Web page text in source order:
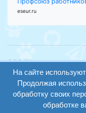
eseur.ru
ООО "Центр
образования и
консалтинга"
Волгоград 2008-
2026
На сайте
Продолжая
обработку своих
обработке